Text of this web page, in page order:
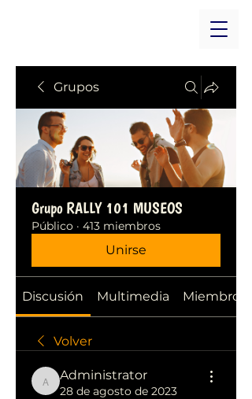
Grupos
Grupo RALLY 101 MUSEOS
Público · 413 miembros
Unirse
Discusión Multimedia Miembros
Volver
Administrator
Administrator
28 de agosto de 2023